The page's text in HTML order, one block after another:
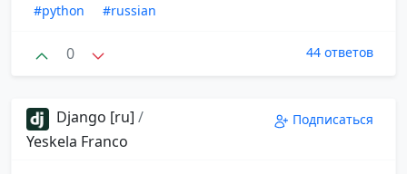
#python
#russian
0 44 ответов
Django [ru] /
Yeskela Franco
Подписаться